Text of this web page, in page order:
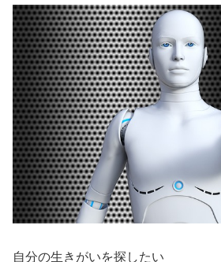
自分の生きがいを探したい